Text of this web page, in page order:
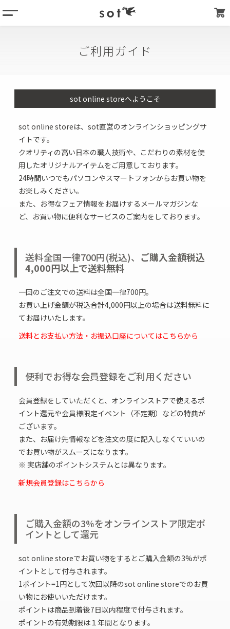
products
store list
ご利用ガイド
sot online storeへようこそ
sot online storeは、sot直営のオンラインショッピングサ
イトです。
クオリティの高い日本の職人技術や、こだわりの素材を使
用したオリジナルアイテムをご用意しております。
24時間いつでもパソコンやスマートフォンからお買い物を
お楽しみください。
また、お得なフェア情報をお届けするメールマガジンな
ど、お買い物に便利なサービスのご案内をしております。
送料全国一律700円(税込)、 ご購入金額税込
4,000円以上で送料無料
一回のご注文での送料は全国一律700円。
お買い上げ金額が税込合計4,000円以上の場合は送料無料に
てお届けいたします。
送料とお支払い方法・お振込口座についてはこちらから
便利でお得な会員登録をご利用ください
会員登録をしていただくと、オンラインストアで使えるポ
イント還元や会員様限定イベント（不定期）などの特典が
ございます。
また、お届け先情報などを注文の度に記入しなくていいの
でお買い物がスムーズになります。
※ 実店舗のポイントシステムとは異なります。
新規会員登録はこちらから
ご購入金額の3%をオンラインストア限定ポ
イントとして還元
sot online storeでお買い物をするとご購入金額の3%がポ
イントとして付与されます。
1ポイント=1円として次回以降のsot online storeでのお買
い物にお使いいただけます。
ポイントは商品到着後7日以内程度で付与されます。
ポイントの有効期限は１年間となります。